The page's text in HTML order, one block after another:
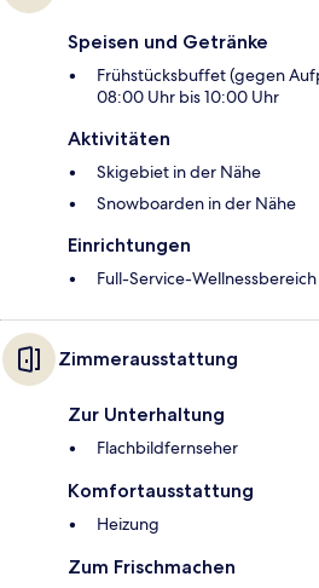
Speisen und Getränke
Frühstücksbuffet (gegen
08:00 Uhr bis 10:00 Uhr
Aktivitäten
Skigebiet in der Nähe
Snowboarden in der Nähe
Einrichtungen
Full-Service-Wellnessbereich
Zimmerausstattung
Zur Unterhaltung
Flachbildfernseher
Komfortausstattung
Heizung
Zum Frischmachen